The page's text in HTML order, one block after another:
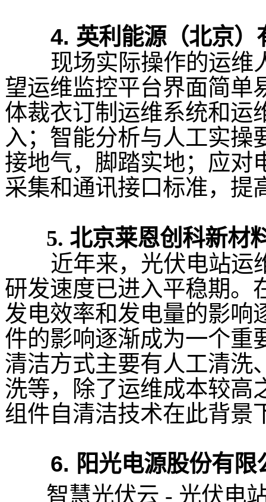
4. 英利能源（北京
现场实际操作的运维
望运维监控平台界面简单
体裁衣订制运维系统和运
入； 智能分析与人工实操
接地气，脚踏实地； 应对
采集和通讯接口标准，提
5. 北京莱恩创科新材
近年来，光伏电站运
研发速度已进入平稳期。
发电效率和发电量的影响
件的影响逐渐成为一个重
清洁方式主要有人工清洗
洗等，除了运维成本较高
组件自清洁技术在此背景
6. 阳光电源股份有
智慧光伏云 - 光伏电